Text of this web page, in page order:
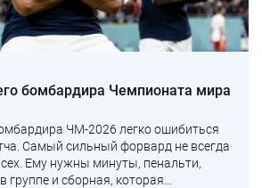
бомбардира Чемпионата мира
ЧМ-2026 легко ошибиться
Самый сильный форвард не всегда
Ему нужны минуты, пенальти,
и сборная, которая...